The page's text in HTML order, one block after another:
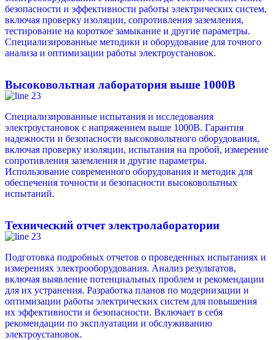
безопасности и эффективности работы электрических систем,
включая проверку изоляции, сопротивления заземления,
тестирование на короткое замыкание и другие параметры.
Специализированные методики и оборудование для точного
анализа и оптимизации работы электроустановок.
Высоковольтная лаборатория выше 1000В
Специализированные испытания и исследования
электроустановок с напряжением выше 1000В. Гарантия
надежности и безопасности высоковольтного оборудования,
включая проверку изоляции, испытания на пробой, измерение
сопротивления заземления и другие параметры.
Использование современного оборудования и методик для
обеспечения точности и безопасности высоковольтных
испытаний.
Технический отчет электролаборатории
Подготовка подробных отчетов о проведенных испытаниях и
измерениях электрооборудования. Анализ результатов,
включая выявление потенциальных проблем и рекомендации
для их устранения. Разработка планов по модернизации и
оптимизации работы электрических систем для повышения
их эффективности и безопасности. Включает в себя
рекомендации по эксплуатации и обслуживанию
электроустановок.